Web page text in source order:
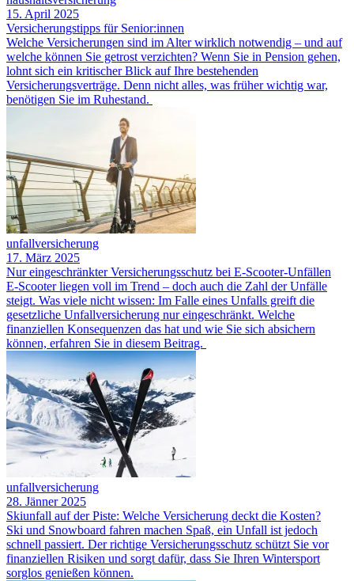
15. April 2025
Versicherungstipps für Senior:innen
Welche Versicherungen sind im Alter wirklich notwendig – und auf
welche können Sie getrost verzichten? Wenn Sie in Pension gehen,
lohnt sich ein kritischer Blick auf Ihre bestehenden
Versicherungsverträge. Denn nicht alles, was früher wichtig war,
benötigen Sie im Ruhestand.
unfallversicherung
17. März 2025
Nur eingeschränkter Versicherungsschutz bei E-Scooter-Unfällen
E-Scooter liegen voll im Trend – doch auch die Zahl der Unfälle
steigt. Was viele nicht wissen: Im Falle eines Unfalls greift die
gesetzliche Unfallversicherung nur eingeschränkt. Welche
finanziellen Konsequenzen das hat und wie Sie sich absichern
können, erfahren Sie in diesem Beitrag.
unfallversicherung
28. Jänner 2025
Skiunfall auf der Piste: Welche Versicherung deckt die Kosten?
Ski und Snowboard fahren machen Spaß, ein Unfall ist jedoch
schnell passiert. Der richtige Versicherungsschutz schützt Sie vor
finanziellen Risiken und sorgt dafür, dass Sie Ihren Wintersport
sorglos genießen können.